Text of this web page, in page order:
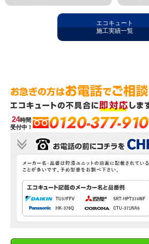
エコキュート
施工実績一覧
24時間
受付中！
0120-377-910